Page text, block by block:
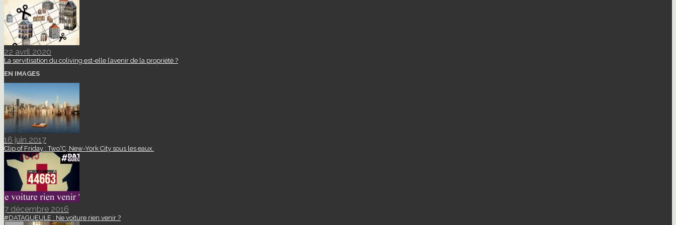
22 avril 2020
La servitisation du coliving est-elle l’avenir de la propriété ?
EN IMAGES
16 juin 2017
Clip of Friday : Two°C, New-York City sous les eaux.
7 décembre 2016
#DATAGUEULE : Ne voiture rien venir ?